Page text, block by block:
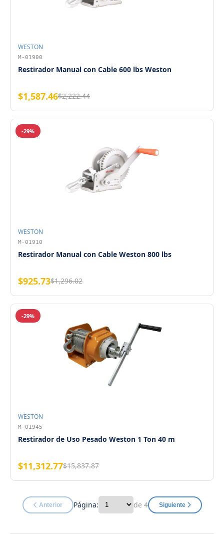
WESTON
M-01900
Restirador Manual con Cable 600 lbs Weston
$1,587.46$2,222.44
-29%
WESTON
M-01910
Restirador Manual con Cable Weston 800 lbs
$925.73$1,296.02
-29%
WESTON
M-01945
Restirador de Uso Pesado Weston 1 Ton 40 m
$11,312.77$15,837.87
Anterior Página: de 4 Siguiente